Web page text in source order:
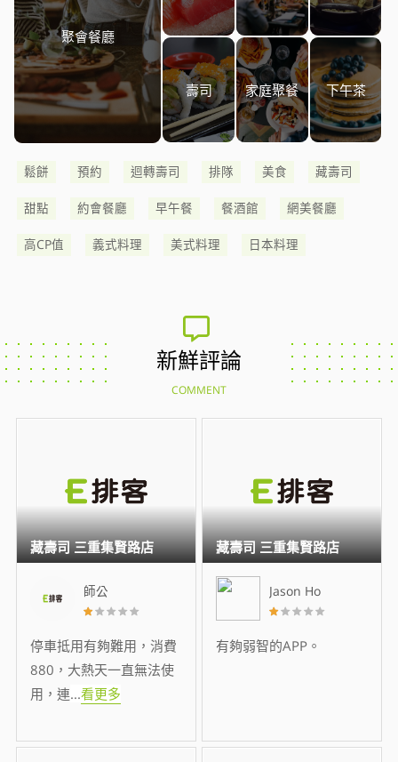
聚會餐廳
壽司 家庭聚餐 下午茶
鬆餅 預約 迴轉壽司 排隊 美食 藏壽司
甜點 約會餐廳 早午餐 餐酒館 網美餐廳
高CP值 義式料理 美式料理 日本料理
新鮮評論
COMMENT
師公
停車抵用有夠難用，消費
880，大熱天一直無法使
用，連...看更多
藏壽司 三重集賢路店
Jason Ho
有夠弱智的APP。
藏壽司 三重集賢路店